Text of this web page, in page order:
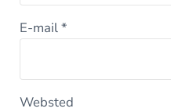
E-mail*
Websted